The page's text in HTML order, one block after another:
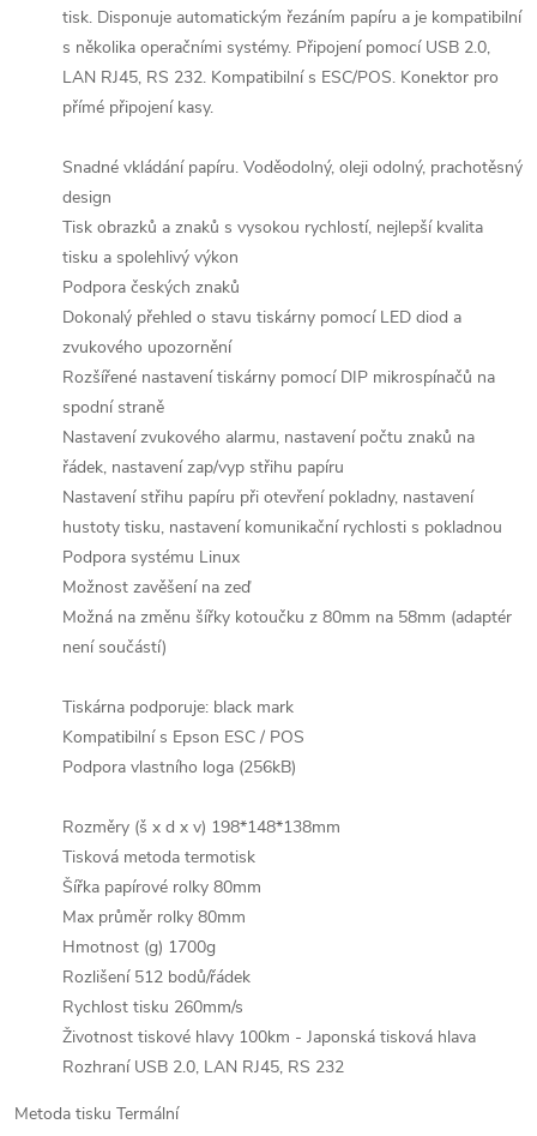
tisk. Disponuje automatickým řezáním papíru a je kompatibilní
s několika operačními systémy. Připojení pomocí USB 2.0,
LAN RJ45, RS 232. Kompatibilní s ESC/POS. Konektor pro
přímé připojení kasy.
Snadné vkládání papíru. Voděodolný, oleji odolný, prachotěsný
design
Tisk obrazků a znaků s vysokou rychlostí, nejlepší kvalita
tisku a spolehlivý výkon
Podpora českých znaků
Dokonalý přehled o stavu tiskárny pomocí LED diod a
zvukového upozornění
Rozšířené nastavení tiskárny pomocí DIP mikrospínačů na
spodní straně
Nastavení zvukového alarmu, nastavení počtu znaků na
řádek, nastavení zap/vyp střihu papíru
Nastavení střihu papíru při otevření pokladny, nastavení
hustoty tisku, nastavení komunikační rychlosti s pokladnou
Podpora systému Linux
Možnost zavěšení na zeď
Možná na změnu šířky kotoučku z 80mm na 58mm (adaptér
není součástí)
Tiskárna podporuje: black mark
Kompatibilní s Epson ESC / POS
Podpora vlastního loga (256kB)
Rozměry (š x d x v) 198*148*138mm
Tisková metoda termotisk
Šířka papírové rolky 80mm
Max průměr rolky 80mm
Hmotnost (g) 1700g
Rozlišení 512 bodů/řádek
Rychlost tisku 260mm/s
Životnost tiskové hlavy 100km - Japonská tisková hlava
Rozhraní USB 2.0, LAN RJ45, RS 232
Metoda tisku Termální